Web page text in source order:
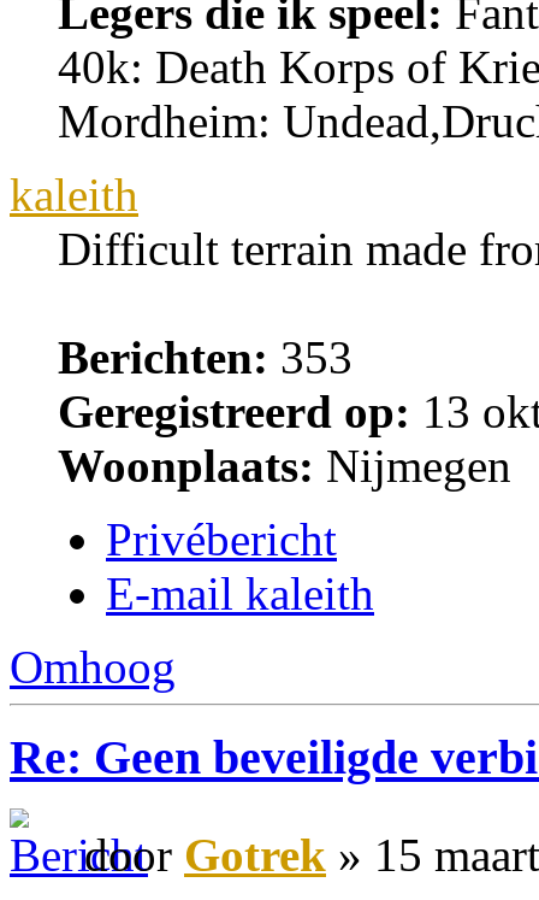
Legers die ik speel:
40k: Death Korps of
Mordheim:
kaleith
Difficult terrain made
Berichten: 353
Geregistreerd op: 13
Woonplaats: Nijmegen
Privébericht
E-mail kaleith
Omhoog
Re: Geen beveiligde
door Gotrek » 15